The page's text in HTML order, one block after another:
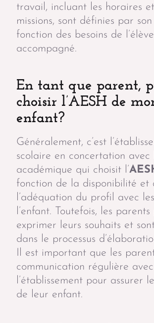
travail, incluant les horaires
missions, sont définies par
fonction des besoins de l’élève
accompagné.
En tant que parent,
choisir l’AESH de
enfant?
Généralement, c’est
scolaire en concertation avec
académique qui choisit l’
fonction de la disponibilité et
l’adéquation du profil avec
l’enfant. Toutefois, les
exprimer leurs souhaits et
dans le processus
Il est important que les
communication régulière avec
l’établissement pour assurer
de leur enfant.